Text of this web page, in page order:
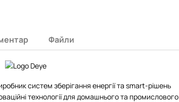
Файли
систем зберігання енергії та smart-рішень
технології для домашнього та промислового